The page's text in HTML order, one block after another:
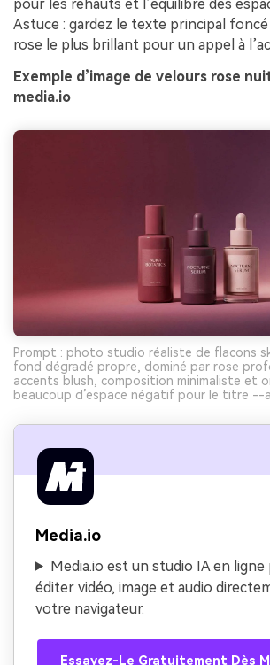
pour les rehauts et l’équilibre des
Astuce : gardez le texte principal
rose le plus brillant pour un appel à
Exemple d’image de velours rose
media.io
Prompt : photo studio réaliste de flacons
fond dégradé propre, dominé par rose
accents blush, composition minimaliste et
beaucoup d’espace négatif pour le titre --
Media.io
Media.io est un studio IA en
éditer vidéo, image et audio
votre navigateur.
Essayez-Le Gratuitement Dès